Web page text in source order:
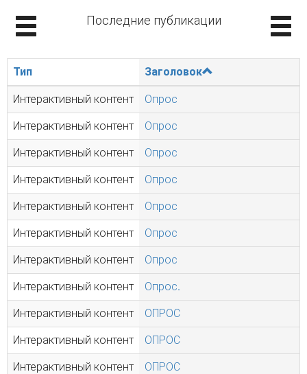
Последние публикации
Тип Заголовок
Интерактивный контент Опрос
Интерактивный контент Опрос
Интерактивный контент Опрос
Интерактивный контент Опрос
Интерактивный контент Опрос
Интерактивный контент Опрос
Интерактивный контент Опрос
Интерактивный контент Опрос.
Интерактивный контент ОПРОС
Интерактивный контент ОПРОС
Интерактивный контент ОПРОС